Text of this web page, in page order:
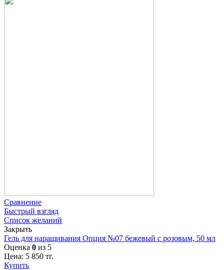
Сравнение
Быстрый взгляд
Список желаний
Закрыть
Гель для наращивания Опция №07 бежевый с розовым, 50 мл
Оценка 0 из 5
Цена: 5 850 тг.
Купить